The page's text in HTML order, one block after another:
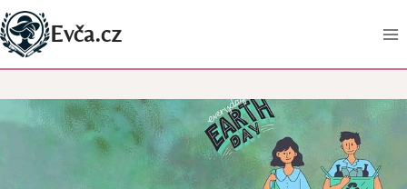
Přeskočit
na
obsah
Evča.cz